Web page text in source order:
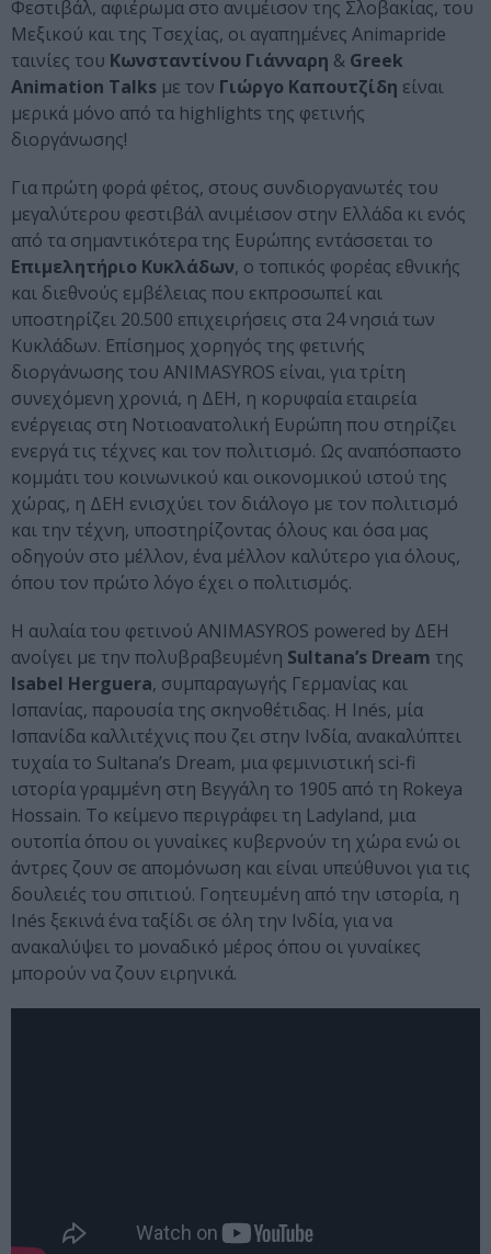
Φεστιβάλ, αφιέρωμα στο ανιμέισον της Σλοβακίας, του
Μεξικού και της Τσεχίας, οι αγαπημένες Animapride
ταινίες του Κωνσταντίνου Γιάνναρη & Greek
Animation Talks με τον Γιώργο Καπουτζίδη είναι
μερικά μόνο από τα highlights της φετινής
διοργάνωσης!
Για πρώτη φορά φέτος, στους συνδιοργανωτές του
μεγαλύτερου φεστιβάλ ανιμέισον στην Ελλάδα κι ενός
από τα σημαντικότερα της Ευρώπης εντάσσεται το
Επιμελητήριο Κυκλάδων, ο τοπικός φορέας εθνικής
και διεθνούς εμβέλειας που εκπροσωπεί και
υποστηρίζει 20.500 επιχειρήσεις στα 24 νησιά των
Κυκλάδων. Επίσημος χορηγός της φετινής
διοργάνωσης του ANIMASYROS είναι, για τρίτη
συνεχόμενη χρονιά, η ΔΕΗ, η κορυφαία εταιρεία
ενέργειας στη Νοτιοανατολική Ευρώπη που στηρίζει
ενεργά τις τέχνες και τον πολιτισμό. Ως αναπόσπαστο
κομμάτι του κοινωνικού και οικονομικού ιστού της
χώρας, η ΔΕΗ ενισχύει τον διάλογο με τον πολιτισμό
και την τέχνη, υποστηρίζοντας όλους και όσα μας
οδηγούν στο μέλλον, ένα μέλλον καλύτερο για όλους,
όπου τον πρώτο λόγο έχει ο πολιτισμός.
Η αυλαία του φετινού ANIMASYROS powered by ΔΕΗ
ανοίγει με την πολυβραβευμένη Sultana’s Dream της
Isabel Herguera, συμπαραγωγής Γερμανίας και
Ισπανίας, παρουσία της σκηνοθέτιδας. Η Inés, μία
Ισπανίδα καλλιτέχνις που ζει στην Ινδία, ανακαλύπτει
τυχαία το Sultana’s Dream, μια φεμινιστική sci-fi
ιστορία γραμμένη στη Βεγγάλη το 1905 από τη Rokeya
Hossain. Το κείμενο περιγράφει τη Ladyland, μια
ουτοπία όπου οι γυναίκες κυβερνούν τη χώρα ενώ οι
άντρες ζουν σε απομόνωση και είναι υπεύθυνοι για τις
δουλειές του σπιτιού. Γοητευμένη από την ιστορία, η
Inés ξεκινά ένα ταξίδι σε όλη την Ινδία, για να
ανακαλύψει το μοναδικό μέρος όπου οι γυναίκες
μπορούν να ζουν ειρηνικά.